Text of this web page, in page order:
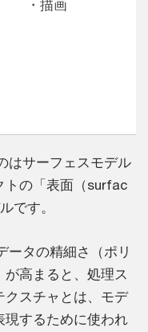
・描画
はサーフェスモデル
トの「表面（surfac
です。
ータの精細さ（ポリ
高まると、処理ス
クスチャとは、モデ
現するために使われ